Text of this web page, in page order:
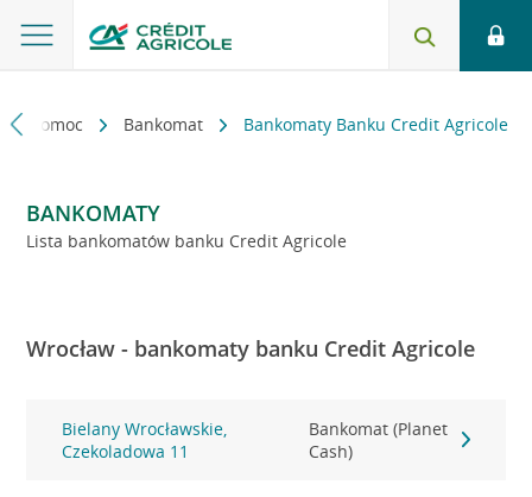
i pomoc Bankomat Bankomaty Banku Credit Agricole
BANKOMATY
Lista bankomatów banku Credit Agricole
Wrocław - bankomaty banku Credit Agricole
Bielany Wrocławskie,
Czekoladowa 11
Bankomat (Planet
Cash)